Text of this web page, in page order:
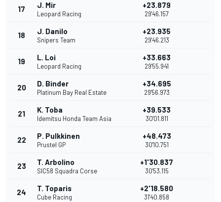
17 J. Mir
Leopard Racing
+23.879
29'46.157
18 J. Danilo
Snipers Team
+23.935
29'46.213
19 L. Loi
Leopard Racing
+33.663
29'55.941
20 D. Binder
Platinum Bay Real Estate
+34.695
29'56.973
21 K. Toba
Idemitsu Honda Team Asia
+39.533
30'01.811
22 P. Pulkkinen
Prustel GP
+48.473
30'10.751
23 T. Arbolino
SIC58 Squadra Corse
+1'30.837
30'53.115
24 T. Toparis
Cube Racing
+2'18.580
31'40.858